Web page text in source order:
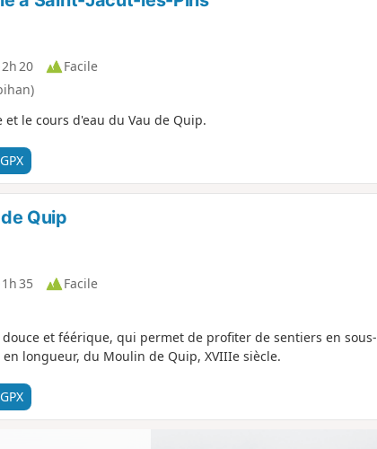
2h 20
Facile
le cours d'eau du Vau de Quip.
Quip
1h 35
Facile
et féérique, qui permet de profiter de sentiers en sous-
longueur, du Moulin de Quip, XVIIIe siècle.